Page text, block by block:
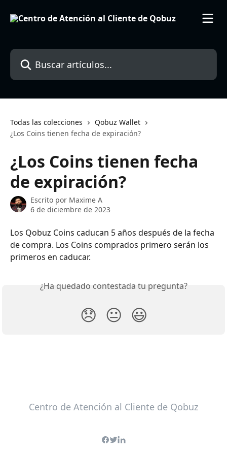
Buscar artículos...
Todas las colecciones
Qobuz Wallet
¿Los Coins tienen fecha de expiración?
¿Los Coins tienen fecha
de expiración?
Escrito por Maxime A
6 de diciembre de 2023
Los Qobuz Coins caducan 5 años después de la fecha
de compra. Los Coins comprados primero serán los
primeros en caducar.
¿Ha quedado contestada tu pregunta?
😞 😐 😃
Centro de Atención al Cliente de Qobuz